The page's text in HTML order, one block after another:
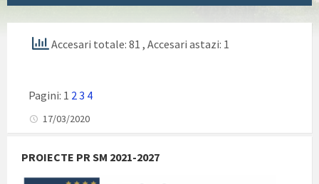
Accesari totale: 81 , Accesari astazi: 1
Pagini: 1 2 3 4
17/03/2020
PROIECTE PR SM 2021-2027